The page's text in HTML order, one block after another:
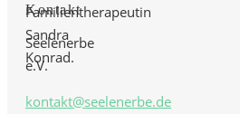
Familientherapeutin
Sandra
Konrad.
Kontakt
Seelenerbe
e.V.
kontakt@seelenerbe.de